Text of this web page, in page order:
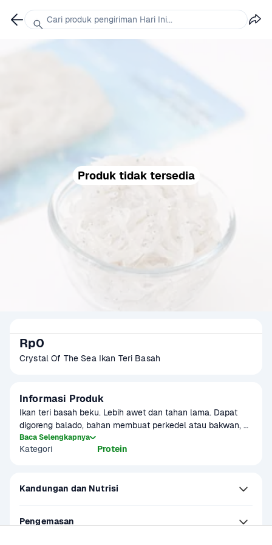
Produk tidak tersedia
Rp0
Crystal Of The Sea Ikan Teri Basah
Informasi Produk
Ikan teri basah beku. Lebih awet dan tahan lama. Dapat
digoreng balado, bahan membuat perkedel atau bakwan,
sambal teri, pepes, dan lain-lain.
Cocok untuk MPASI, bisa jadi alternatif untuk sumber
Baca Selengkapnya
Kategori Protein
Kandungan dan Nutrisi
Pengemasan
Cari produk pengiriman Hari Ini...